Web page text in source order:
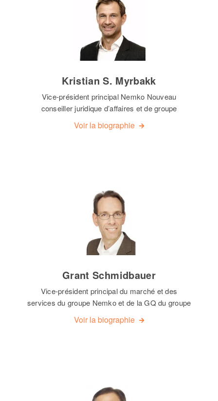
Kristian S. Myrbakk
Vice-président principal Nemko Nouveau
conseiller juridique d’affaires et de groupe
Voir la biographie
Grant Schmidbauer
Vice-président principal du marché et des
services du groupe Nemko et de la GQ du groupe
Voir la biographie